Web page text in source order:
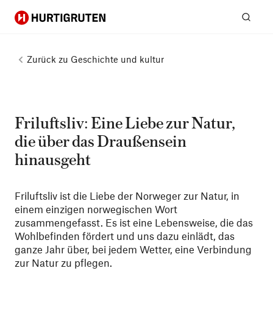
Hurtigruten
Zurück zu Geschichte und kultur
Friluftsliv: Eine Liebe zur Natur,
die über das Draußensein
hinausgeht
Friluftsliv ist die Liebe der Norweger zur Natur, in
einem einzigen norwegischen Wort
zusammengefasst. Es ist eine Lebensweise, die das
Wohlbefinden fördert und uns dazu einlädt, das
ganze Jahr über, bei jedem Wetter, eine Verbindung
zur Natur zu pflegen.